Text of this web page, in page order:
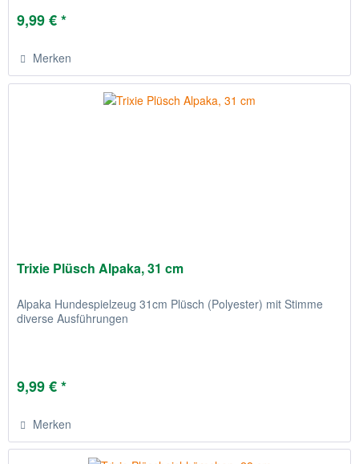
9,99 € *
Merken
Trixie Plüsch Alpaka, 31 cm
Alpaka Hundespielzeug 31cm Plüsch (Polyester) mit Stimme
diverse Ausführungen
9,99 € *
Merken